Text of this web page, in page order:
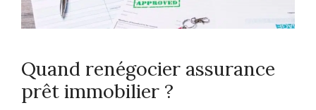
Quand renégocier assurance
prêt immobilier ?